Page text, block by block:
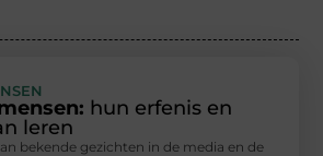
hun erfenis en
leren
bekende gezichten in de media en de